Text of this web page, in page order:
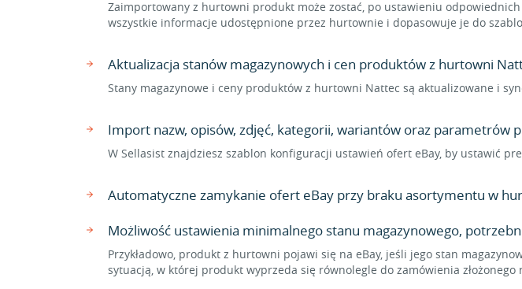
Zaimportowany z hurtowni produkt może zostać, po ustawieniu
wszystkie informacje udostępnione przez hurtownie i dopasowuje je do
Aktualizacja stanów magazynowych i cen produktów z hurtowni
Stany magazynowe i ceny produktów z hurtowni Nattec są aktualizowane i
Import nazw, opisów, zdjęć, kategorii, wariantów oraz parametrów
W Sellasist znajdziesz szablon konfiguracji ustawień ofert eBay, by ustawić
Automatyczne zamykanie ofert eBay przy braku asortymentu w
Możliwość ustawienia minimalnego stanu magazynowego,
Przykładowo, produkt z hurtowni pojawi się na eBay, jeśli jego stan
sytuacją, w której produkt wyprzeda się równolegle do zamówienia złożonego